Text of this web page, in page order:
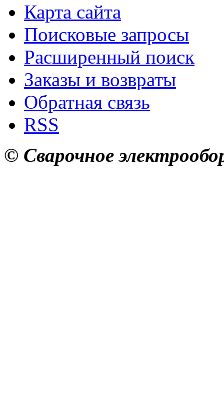
Карта сайта
Поисковые запросы
Расширенный поиск
Заказы и возвраты
Обратная связь
RSS
© Сварочное